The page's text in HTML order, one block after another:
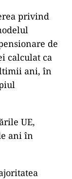
privind
de
calculat ca
ani, în
UE,
ani în